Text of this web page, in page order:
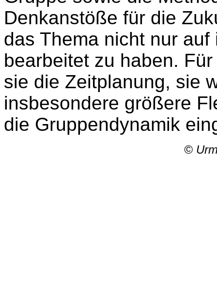
Denkanstöße für die
das Thema nicht nur
bearbeitet zu haben.
sie die Zeitplanung, sie
insbesondere größere
die Gruppendynamik
©